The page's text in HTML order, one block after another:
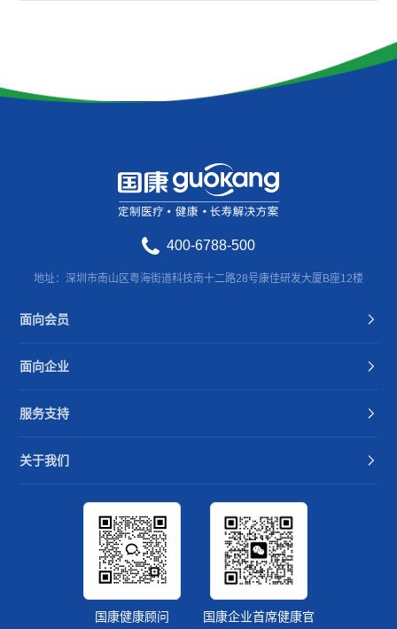
400-6788-500
地址：深圳市南山区粤海街道科技南十二路28号康佳研发大厦B座12楼
面向会员
面向企业
服务支持
关于我们
国康健康顾问 国康企业首席健康官